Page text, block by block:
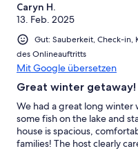
Caryn H.
13. Feb. 2025
Gut: Sauberkeit, Check-in,
des Onlineauftritts
Mit Google übersetzen
Great winter getaway!
We had a great long
some fish on the lake and
house is spacious,
families! The host clearly